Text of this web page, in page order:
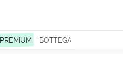
PREMIUM BOTTEGA